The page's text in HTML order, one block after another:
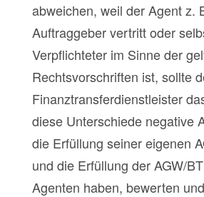
abweichen, weil der Agent z.
Auftraggeber vertritt oder
Verpflichteter im Sinne der
Rechtsvorschriften ist, sollte
Finanztransferdienstleister
diese Unterschiede negative
die Erfüllung seiner eigenen
und die Erfüllung der AGW/
Agenten haben, bewerten